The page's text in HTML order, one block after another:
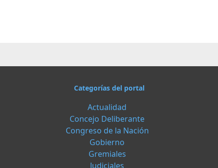
Categorías del portal
Actualidad
Concejo Deliberante
Congreso de la Nación
Gobierno
Gremiales
Judiciales